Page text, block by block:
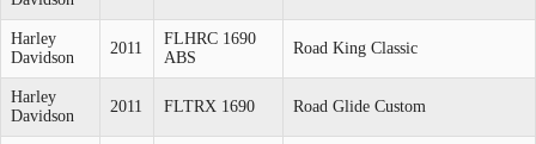
Harley
Davidson
2011
FLHRC 1690
ABS
Road King Classic
Harley
Davidson
2011 FLTRX 1690 Road Glide Custom